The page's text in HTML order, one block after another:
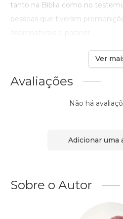
tanto na Bíblia como no
pessoas que tiveram
Ver
Avaliações
Não há
Adicionar uma
Sobre o Autor